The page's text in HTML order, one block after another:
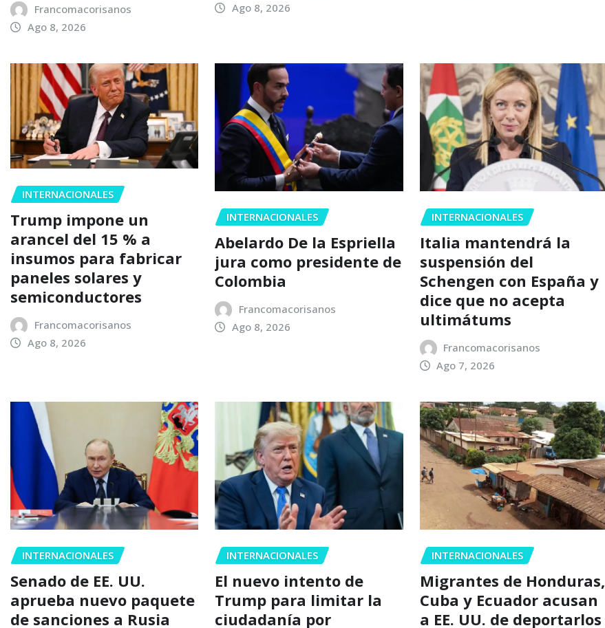
Francomacorisanos
Ago 8, 2026
Ago 8, 2026
INTERNACIONALES
Trump impone un
arancel del 15 % a
insumos para fabricar
paneles solares y
semiconductores
Francomacorisanos
Ago 8, 2026
INTERNACIONALES
Abelardo De la Espriella
jura como presidente de
Colombia
Francomacorisanos
Ago 8, 2026
INTERNACIONALES
Italia mantendrá la
suspensión del
Schengen con España y
dice que no acepta
ultimátums
Francomacorisanos
Ago 7, 2026
INTERNACIONALES
Senado de EE. UU.
aprueba nuevo paquete
de sanciones a Rusia
INTERNACIONALES
El nuevo intento de
Trump para limitar la
ciudadanía por
INTERNACIONALES
Migrantes de Honduras,
Cuba y Ecuador acusan
a EE. UU. de deportarlos